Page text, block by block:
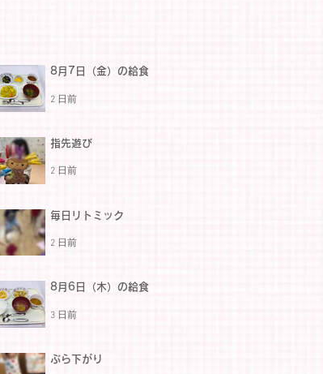
8月7日（金）の給食
2 日前
指先遊び
2 日前
毎日リトミック
2 日前
8月6日（木）の給食
3 日前
ぶら下がり